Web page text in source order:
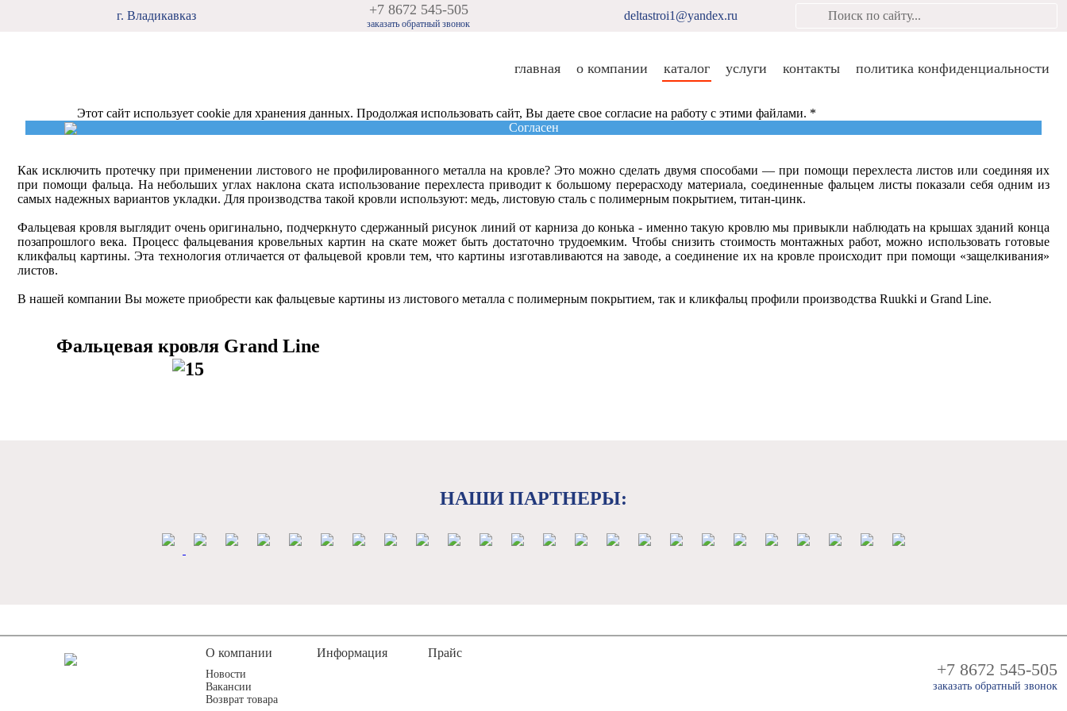
г. Владикавказ +7 8672 545-505
заказать обратный звонок
deltastroi1@yandex.ru
главная о компании каталог услуги контакты политика конфиденциальности
Этот сайт использует cookie для хранения данных. Продолжая использовать сайт, Вы даете свое согласие на работу с этими файлами. *
Согласен
Как исключить протечку при применении листового не профилированного металла на кровле? Это можно сделать двумя способами — при помощи перехлеста листов или соединяя их
при помощи фальца. На небольших углах наклона ската использование перехлеста приводит к большому перерасходу материала, соединенные фальцем листы показали себя одним из
самых надежных вариантов укладки. Для производства такой кровли используют: медь, листовую сталь с полимерным покрытием, титан-цинк.
Фальцевая кровля выглядит очень оригинально, подчеркнуто сдержанный рисунок линий от карниза до конька - именно такую кровлю мы привыкли наблюдать на крышах зданий конца
позапрошлого века. Процесс фальцевания кровельных картин на скате может быть достаточно трудоемким. Чтобы снизить стоимость монтажных работ, можно использовать готовые
кликфальц картины. Эта технология отличается от фальцевой кровли тем, что картины изготавливаются на заводе, а соединение их на кровле происходит при помощи «защелкивания»
листов.
В нашей компании Вы можете приобрести как фальцевые картины из листового металла с полимерным покрытием, так и кликфальц профили производства Ruukki и Grand Line.
Фальцевая кровля Grand Line
НАШИ ПАРТНЕРЫ:
О компании Информация Прайс
Новости
Вакансии
Возврат товара
+7 8672 545-505
заказать обратный звонок